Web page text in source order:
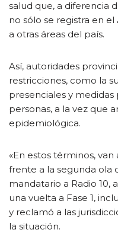
salud que, a diferencia
no sólo se registra en
a otras áreas del país.
Así, autoridades
restricciones, como la
presenciales y
personas, a la vez que
epidemiológica.
«En estos términos,
frente a la segunda ola
mandatario a Radio 10,
una vuelta a Fase 1,
y reclamó a las
la situación.